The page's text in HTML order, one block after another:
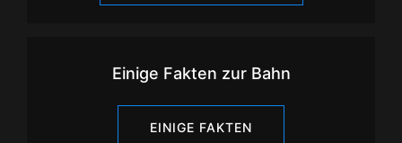
Einige Fakten zur Bahn
EINIGE FAKTEN